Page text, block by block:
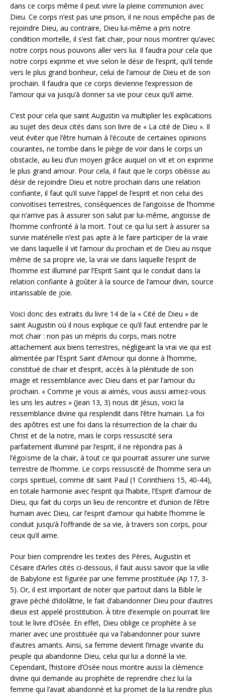
dans ce corps même il peut vivre la pleine communion avec
Dieu. Ce corps n’est pas une prison, il ne nous empêche pas de
rejoindre Dieu, au contraire, Dieu lui-même a pris notre
condition mortelle, il s’est fait chair, pour nous montrer qu’avec
notre corps nous pouvons aller vers lui. Il faudra pour cela que
notre corps exprime et vive selon le désir de l’esprit, qu’il tende
vers le plus grand bonheur, celui de l’amour de Dieu et de son
prochain. Il faudra que ce corps devienne l’expression de
l’amour qui va jusqu’à donner sa vie pour ceux qu’il aime.
C’est pour cela que saint Augustin va multiplier les explications
au sujet des deux cités dans son livre de « La cité de Dieu ». Il
veut éviter que l’être humain à l’écoute de certaines opinions
courantes, ne tombe dans le piège de voir dans le corps un
obstacle, au lieu d’un moyen grâce auquel on vit et on exprime
le plus grand amour. Pour cela, il faut que le corps obéisse au
désir de rejoindre Dieu et notre prochain dans une relation
confiante, il faut qu’il suive l’appel de l’esprit et non celui des
convoitises terrestres, conséquences de l’angoisse de l’homme
qui n’arrive pas à assurer son salut par lui-même, angoisse de
l’homme confronté à la mort. Tout ce qui lui sert à assurer sa
survie matérielle n’est pas apte à le faire participer de la vraie
vie dans laquelle il vit l’amour du prochain et de Dieu au risque
même de sa propre vie, la vrai vie dans laquelle l’esprit de
l’homme est illuminé par l’Esprit Saint qui le conduit dans la
relation confiante à goûter à la source de l’amour divin, source
intarissable de joie.
Voici donc des extraits du livre 14 de la « Cité de Dieu » de
saint Augustin où il nous explique ce qu’il faut entendre par le
mot chair : non pas un mépris du corps, mais notre
attachement aux biens terrestres, négligeant la vrai vie qui est
alimentée par l’Esprit Saint d’Amour qui donne à l’homme,
constitué de chair et d’esprit, accès à la plénitude de son
image et ressemblance avec Dieu dans et par l’amour du
prochain. « Comme je vous ai aimés, vous aussi aimez-vous
les uns les autres » (Jean 13, 3) nous dit Jésus, voici la
ressemblance divine qui resplendit dans l’être humain. La foi
des apôtres est une foi dans la résurrection de la chair du
Christ et de la notre, mais le corps ressuscité sera
parfaitement illuminé par l’esprit, il ne répondra pas à
l’égoïsme de la chair, à tout ce qui pourrait assurer une survie
terrestre de l’homme. Le corps ressuscité de l’homme sera un
corps spirituel, comme dit saint Paul (1 Corinthiens 15, 40-44),
en totale harmonie avec l’esprit qui l’habite, l’Esprit d’amour de
Dieu, qui fait du corps un lieu de rencontre et d’union de l’être
humain avec Dieu, car l’esprit d’amour qui habite l’homme le
conduit jusqu’à l’offrande de sa vie, à travers son corps, pour
ceux qu’il aime.
Pour bien comprendre les textes des Pères, Augustin et
Césaire d’Arles cités ci-dessous, il faut aussi savoir que la ville
de Babylone est figurée par une femme prostituée (Ap 17, 3-
5). Or, il est important de noter que partout dans la Bible le
grave péché d’idolâtrie, le fait d’abandonner Dieu pour d’autres
dieux est appelé prostitution. À titre d’exemple on pourrait lire
tout le livre d’Osée. En effet, Dieu oblige ce prophète à se
marier avec une prostituée qui va l’abandonner pour suivre
d’autres amants. Ainsi, sa femme devient l’image vivante du
peuple qui abandonne Dieu, celui qui lui a donné la vie.
Cependant, l’histoire d’Osée nous montre aussi la clémence
divine qui demande au prophète de reprendre chez lui la
femme qui l’avait abandonné et lui promet de la lui rendre plus